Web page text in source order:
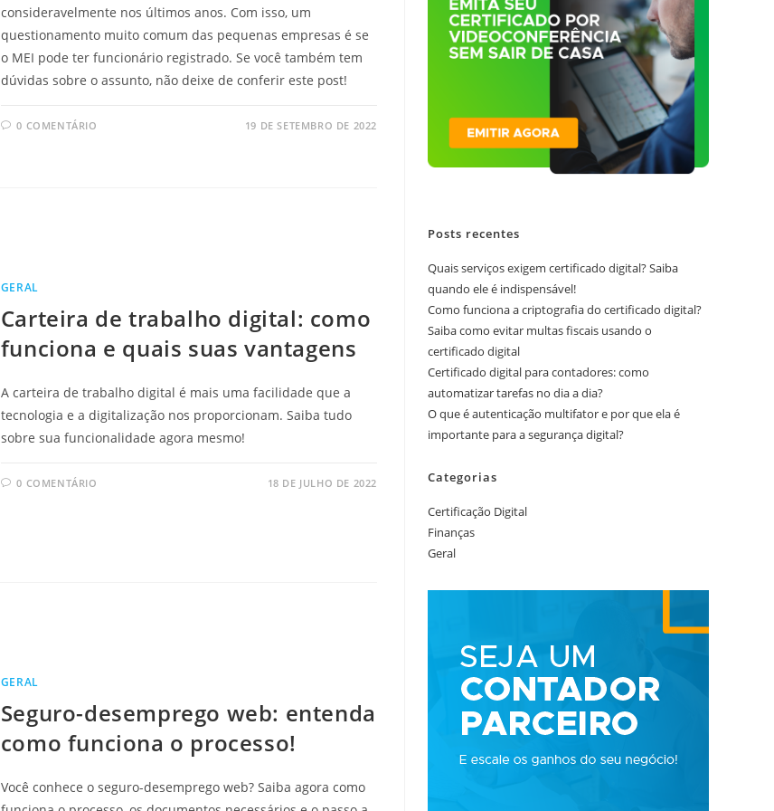
consideravelmente nos últimos anos. Com isso, um
questionamento muito comum das pequenas empresas é se
o MEI pode ter funcionário registrado. Se você também tem
dúvidas sobre o assunto, não deixe de conferir este post!
0 COMENTÁRIO 19 DE SETEMBRO DE 2022
GERAL
Carteira de trabalho digital: como
funciona e quais suas vantagens
A carteira de trabalho digital é mais uma facilidade que a
tecnologia e a digitalização nos proporcionam. Saiba tudo
sobre sua funcionalidade agora mesmo!
0 COMENTÁRIO 18 DE JULHO DE 2022
GERAL
Seguro-desemprego web: entenda
como funciona o processo!
Você conhece o seguro-desemprego web? Saiba agora como
Posts recentes
Quais serviços exigem certificado digital? Saiba
quando ele é indispensável!
Como funciona a criptografia do certificado digital?
Saiba como evitar multas fiscais usando o
certificado digital
Certificado digital para contadores: como
automatizar tarefas no dia a dia?
O que é autenticação multifator e por que ela é
importante para a segurança digital?
Categorias
Certificação Digital
Finanças
Geral